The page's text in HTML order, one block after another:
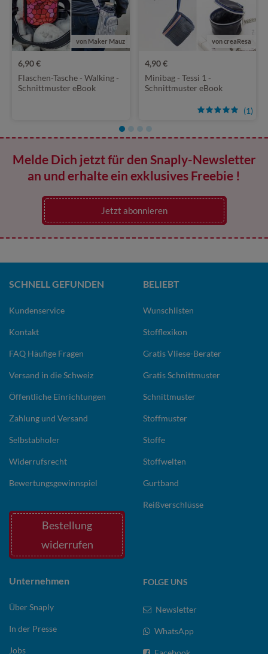
von Maker Mauz
6,90 €
Flaschen-Tasche - Walking -
Schnittmuster eBook
von creaResa
(1)
4,90 €
Minibag - Tessi 1 -
Schnittmuster eBook
Melde Dich jetzt für den Snaply-Newsletter
an und erhalte ein exklusives Freebie !
Jetzt abonnieren
SCHNELL GEFUNDEN
Kundenservice
Kontakt
FAQ Häufige Fragen
Versand in die Schweiz
Öffentliche Einrichtungen
Zahlung und Versand
Selbstabholer
Widerrufsrecht
Bewertungsgewinnspiel
Bestellung
widerrufen
BELIEBT
Wunschlisten
Stofflexikon
Gratis Vliese-Berater
Gratis Schnittmuster
Schnittmuster
Stoffmuster
Stoffe
Stoffwelten
Gurtband
Reißverschlüsse
Unternehmen
Über Snaply
In der Presse
Jobs
FOLGE UNS
Newsletter
WhatsApp